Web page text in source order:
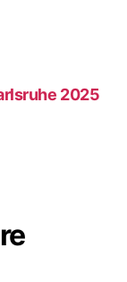
2025